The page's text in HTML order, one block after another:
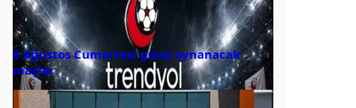
8 Ağustos Cumartesi günü oynanacak
maçlar